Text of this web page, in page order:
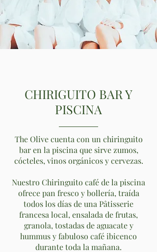
CHIRIGUITO BAR Y
PISCINA
The Olive cuenta con un chiringuito
bar en la piscina que sirve zumos,
cócteles, vinos orgánicos y cervezas.
Nuestro Chiringuito café de la piscina
ofrece pan fresco y bollería, traída
todos los días de una Pâtisserie
francesa local, ensalada de frutas,
granola, tostadas de aguacate y
hummus y fabuloso café ibicenco
durante toda la mañana.